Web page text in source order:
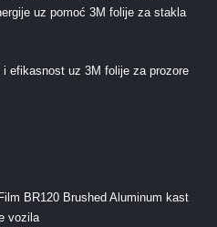
uz pomoć 3M folije za stakla
i efikasnost uz 3M folije za prozore
BR120 Brushed Aluminum kast
vozila